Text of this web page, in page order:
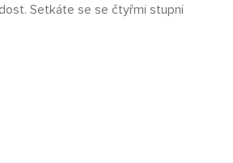
Setkáte se se čtyřmi stupni